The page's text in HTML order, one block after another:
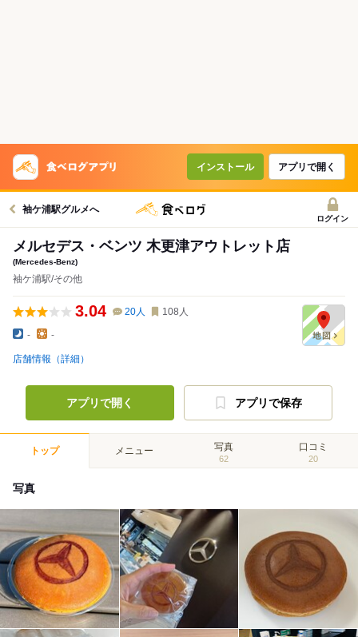
インストール アプリで開く
袖ケ浦駅グルメへ
ログイン
メルセデス・ベンツ 木更津アウトレット店
(Mercedes-Benz)
袖ケ浦駅/その他
3.04 20人 108 人
- -
店舗情報（詳細）
アプリで開く アプリで保存
トップ メニュー 写真
62
口コミ
20
写真